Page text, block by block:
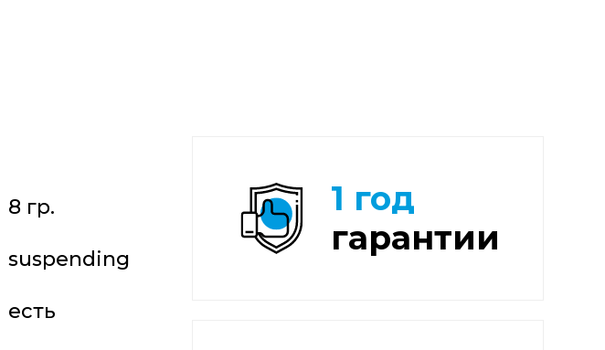
8 гр.
suspending
есть
1 год
гарантии